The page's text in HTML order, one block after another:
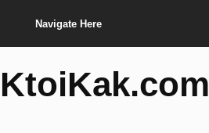
Navigate Here
KtoiKak.com